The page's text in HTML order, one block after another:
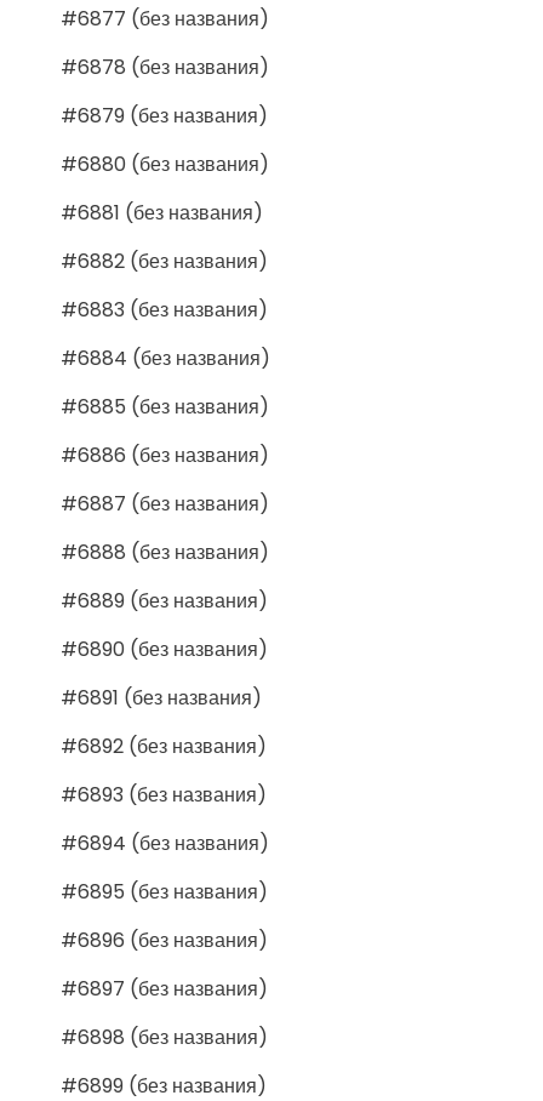
#6877 (без названия)
#6878 (без названия)
#6879 (без названия)
#6880 (без названия)
#6881 (без названия)
#6882 (без названия)
#6883 (без названия)
#6884 (без названия)
#6885 (без названия)
#6886 (без названия)
#6887 (без названия)
#6888 (без названия)
#6889 (без названия)
#6890 (без названия)
#6891 (без названия)
#6892 (без названия)
#6893 (без названия)
#6894 (без названия)
#6895 (без названия)
#6896 (без названия)
#6897 (без названия)
#6898 (без названия)
#6899 (без названия)